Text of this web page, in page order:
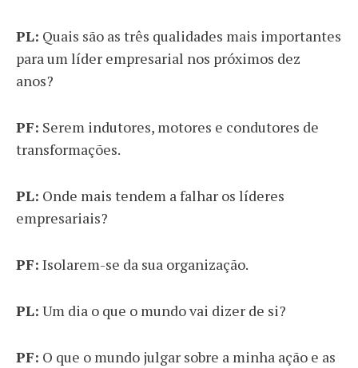
PL: Quais são as três qualidades mais importantes
para um líder empresarial nos próximos dez
anos?
PF: Serem indutores, motores e condutores de
transformações.
PL: Onde mais tendem a falhar os líderes
empresariais?
PF: Isolarem-se da sua organização.
PL: Um dia o que o mundo vai dizer de si?
PF: O que o mundo julgar sobre a minha ação e as